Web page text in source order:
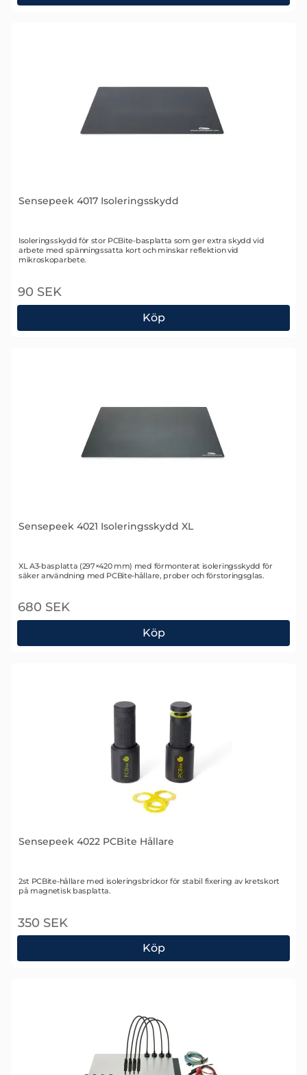
Sensepeek 4015 PCBite Kit
Sensepeek 4017 Isoleringsskydd
Art. nr 2358
Isoleringsskydd för stor PCBite-basplatta som ger extra skydd vid
arbete med spänningssatta kort och minskar reflektion vid
mikroskoparbete.
90 SEK
Köp
Sensepeek 4017 Isoleringsskydd
Sensepeek 4021 Isoleringsskydd XL
Art. nr 2477
XL A3-basplatta (297×420 mm) med förmonterat isoleringsskydd för
säker användning med PCBite-hållare, prober och förstoringsglas.
680 SEK
Köp
Sensepeek 4021 Isoleringsskydd XL
Sensepeek 4022 PCBite Hållare
Art. nr 2504
2st PCBite-hållare med isoleringsbrickor för stabil fixering av kretskort
på magnetisk basplatta.
350 SEK
Köp
Sensepeek 4022 PCBite Hållare